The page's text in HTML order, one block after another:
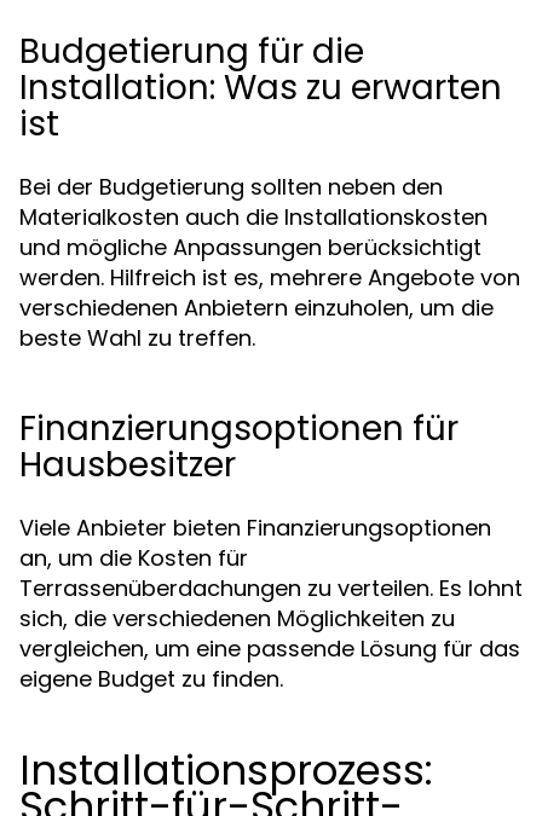
Budgetierung für die
Installation: Was zu erwarten
ist
Bei der Budgetierung sollten neben den
Materialkosten auch die Installationskosten
und mögliche Anpassungen berücksichtigt
werden. Hilfreich ist es, mehrere Angebote von
verschiedenen Anbietern einzuholen, um die
beste Wahl zu treffen.
Finanzierungsoptionen für
Hausbesitzer
Viele Anbieter bieten Finanzierungsoptionen
an, um die Kosten für
Terrassenüberdachungen zu verteilen. Es lohnt
sich, die verschiedenen Möglichkeiten zu
vergleichen, um eine passende Lösung für das
eigene Budget zu finden.
Installationsprozess: